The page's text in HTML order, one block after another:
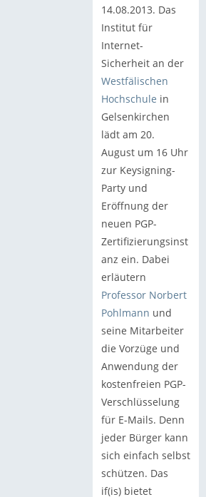
14.08.2013. Das
Institut für
Internet-
Sicherheit an der
Westfälischen
Hochschule in
Gelsenkirchen
lädt am 20.
August um 16 Uhr
zur Keysigning-
Party und
Eröffnung der
neuen PGP-
Zertifizierungsinst
anz ein. Dabei
erläutern
Professor Norbert
Pohlmann und
seine Mitarbeiter
die Vorzüge und
Anwendung der
kostenfreien PGP-
Verschlüsselung
für E-Mails. Denn
jeder Bürger kann
sich einfach selbst
schützen. Das
if(is) bietet